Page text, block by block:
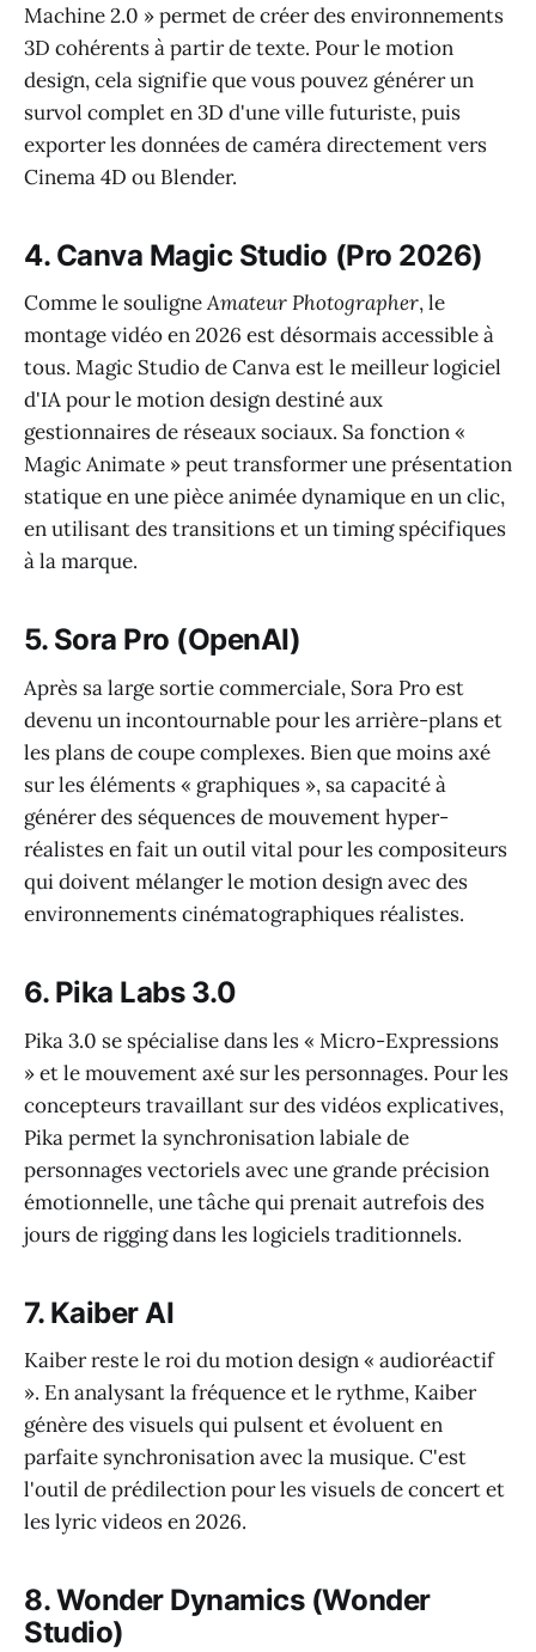
Machine 2.0 » permet de créer des environnements
3D cohérents à partir de texte. Pour le motion
design, cela signifie que vous pouvez générer un
survol complet en 3D d'une ville futuriste, puis
exporter les données de caméra directement vers
Cinema 4D ou Blender.
4. Canva Magic Studio (Pro 2026)
Comme le souligneAmateur Photographer, le
montage vidéo en 2026 est désormais accessible à
tous. Magic Studio de Canva est le meilleur logiciel
d'IA pour le motion design destiné aux
gestionnaires de réseaux sociaux. Sa fonction «
Magic Animate » peut transformer une présentation
statique en une pièce animée dynamique en un clic,
en utilisant des transitions et un timing spécifiques
à la marque.
5. Sora Pro (OpenAI)
Après sa large sortie commerciale, Sora Pro est
devenu un incontournable pour les arrière-plans et
les plans de coupe complexes. Bien que moins axé
sur les éléments « graphiques », sa capacité à
générer des séquences de mouvement hyper-
réalistes en fait un outil vital pour les compositeurs
qui doivent mélanger le motion design avec des
environnements cinématographiques réalistes.
6. Pika Labs 3.0
Pika 3.0 se spécialise dans les « Micro-Expressions
» et le mouvement axé sur les personnages. Pour les
concepteurs travaillant sur des vidéos explicatives,
Pika permet la synchronisation labiale de
personnages vectoriels avec une grande précision
émotionnelle, une tâche qui prenait autrefois des
jours de rigging dans les logiciels traditionnels.
7. Kaiber AI
Kaiber reste le roi du motion design « audioréactif
». En analysant la fréquence et le rythme, Kaiber
génère des visuels qui pulsent et évoluent en
parfaite synchronisation avec la musique. C'est
l'outil de prédilection pour les visuels de concert et
les lyric videos en 2026.
8. Wonder Dynamics (Wonder
Studio)